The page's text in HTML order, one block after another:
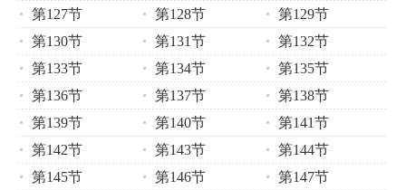
第127节
第128节
第129节
第130节
第131节
第132节
第133节
第134节
第135节
第136节
第137节
第138节
第139节
第140节
第141节
第142节
第143节
第144节
第145节
第146节
第147节